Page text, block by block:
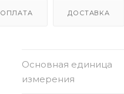
ОПЛАТА ДОСТАВКА
Основная единица
измерения